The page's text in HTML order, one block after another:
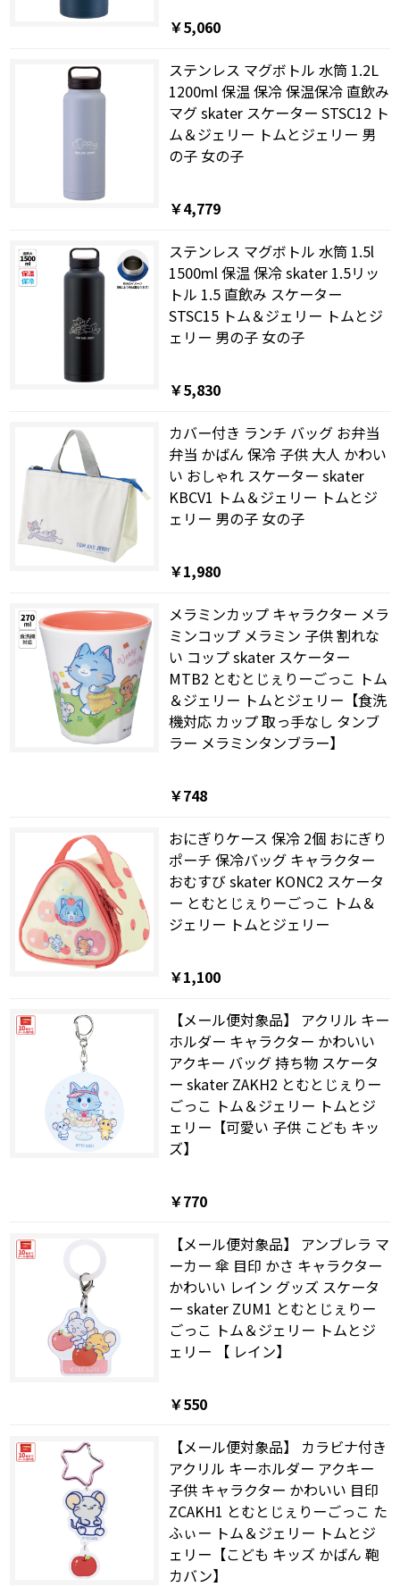
￥5,060
ステンレス マグボトル 水筒 1.2L
1200ml 保温 保冷 保温保冷 直飲み
マグ skater スケーター STSC12 ト
ム＆ジェリー トムとジェリー 男
の子 女の子
￥4,779
ステンレス マグボトル 水筒 1.5l
1500ml 保温 保冷 skater 1.5リッ
トル 1.5 直飲み スケーター
STSC15 トム＆ジェリー トムとジ
ェリー 男の子 女の子
￥5,830
カバー付き ランチ バッグ お弁当
弁当 かばん 保冷 子供 大人 かわい
い おしゃれ スケーター skater
KBCV1 トム＆ジェリー トムとジ
ェリー 男の子 女の子
￥1,980
メラミンカップ キャラクター メラ
ミンコップ メラミン 子供 割れな
い コップ skater スケーター
MTB2 とむとじぇりーごっこ トム
＆ジェリー トムとジェリー【食洗
機対応 カップ 取っ手なし タンブ
ラー メラミンタンブラー】
￥748
おにぎりケース 保冷 2個 おにぎり
ポーチ 保冷バッグ キャラクター
おむすび skater KONC2 スケータ
ー とむとじぇりーごっこ トム＆
ジェリー トムとジェリー
￥1,100
【メール便対象品】 アクリル キー
ホルダー キャラクター かわいい
アクキー バッグ 持ち物 スケータ
ー skater ZAKH2 とむとじぇりー
ごっこ トム＆ジェリー トムとジ
ェリー【可愛い 子供 こども キッ
ズ】
￥770
【メール便対象品】 アンブレラ マ
ーカー 傘 目印 かさ キャラクター
かわいい レイン グッズ スケータ
ー skater ZUM1 とむとじぇりー
ごっこ トム＆ジェリー トムとジ
ェリー 【 レイン】
￥550
【メール便対象品】 カラビナ付き
アクリル キーホルダー アクキー
子供 キャラクター かわいい 目印
ZCAKH1 とむとじぇりーごっこ た
ふぃー トム＆ジェリー トムとジ
ェリー【こども キッズ かばん 鞄
カバン】